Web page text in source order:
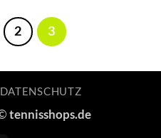
2 3
DATENSCHUTZ
tennisshops.de